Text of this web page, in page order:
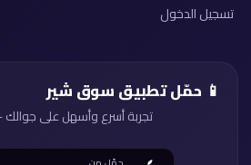
تسجيل الدخول
📱 حمّل تطبيق سوق شير
تجربة أسرع وأسهل على جوالك